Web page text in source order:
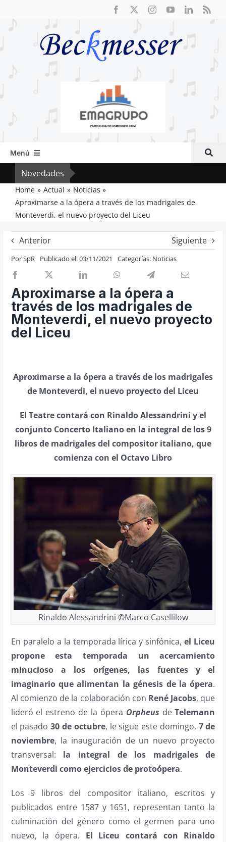
Menú
Inicio
Actual
Artículos
Previos de ópera
Entrevistas
Recomendación
Cosas de Beckmesser
Nosotros y privacidad
Buscar:
Novedades
Home Actual
Noticias
Aproximarse a la ópera a través de los madrigales de
Monteverdi, el nuevo proyecto del Liceu
Anterior Siguiente
PorSpR Publicado el: 03/11/2021 Categorías: Noticias
Aproximarse a la ópera a
través de los madrigales de
Monteverdi, el nuevo proyecto
del Liceu
Aproximarse a la ópera a través de los madrigales
de Monteverdi, el nuevo proyecto del Liceu
El Teatre contará con Rinaldo Alessandrini y el
conjunto Concerto Italiano en la integral de los 9
libros de madrigales del compositor italiano, que
comienza con el Octavo Libro
Rinaldo Alessandrini ©Marco Casellilow
En paralelo a la temporada lírica y sinfónica,el Liceu
propone esta temporada un acercamiento
minucioso a los orígenes, las fuentes y el
imaginario que alimentan la génesis de la ópera.
Al comienzo de la colaboración con René Jacobs, que
lideró el estreno de la ópera Orpheus deTelemann
el pasado30 de octubre, le sigue este domingo, 7 de
noviembre, la inauguración de un nuevo proyecto
transversal: la integral de los madrigales de
Monteverdi como ejercicios de protoópera.
Los 9 libros del compositor italiano, escritos y
publicados entre 1587 y 1651, representan tanto la
culminación del género como el germen para uno
nuevo, la ópera. El Liceu contará con Rinaldo